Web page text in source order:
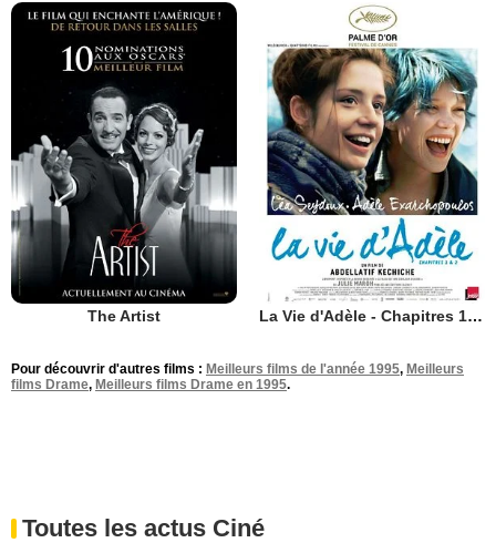
The Artist La Vie d'Adèle - Chapitres 1 et 2
Pour découvrir d'autres films : Meilleurs films de l'année 1995, Meilleurs
films Drame, Meilleurs films Drame en 1995.
Toutes les actus Ciné